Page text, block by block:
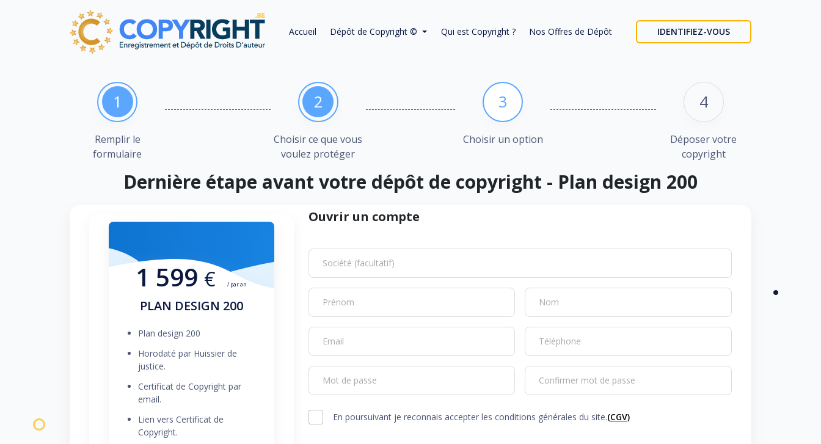
Accueil Dépôt de Copyright © Qui est Copyright ? Nos Offres de Dépôt IDENTIFIEZ-VOUS
1
Remplir le
formulaire
2
Choisir ce que vous
voulez protéger
3
Choisir un option
4
Déposer votre
copyright
Dernière étape avant votre dépôt de copyright - Plan design 200
1 599 € / par an
PLAN DESIGN 200
Plan design 200
Horodaté par Huissier de
justice.
Certificat de Copyright par
email.
Lien vers Certificat de
Copyright.
Ouvrir un compte
Société (facultatif)
Prénom Nom
Email Téléphone
Mot de passe Confirmer mot de passe
En poursuivant je reconnais accepter les conditions générales du site.(CGV)